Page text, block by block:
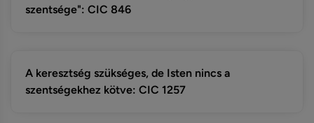
szentsége": CIC 846
A keresztség szükséges, de Isten nincs a
szentségekhez kötve: CIC 1257